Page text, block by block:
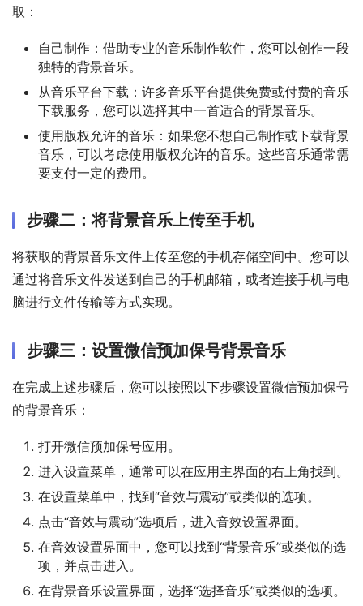
取：
自己制作：借助专业的音乐制作软件，您可以创作一段
独特的背景音乐。
从音乐平台下载：许多音乐平台提供免费或付费的音乐
下载服务，您可以选择其中一首适合的背景音乐。
使用版权允许的音乐：如果您不想自己制作或下载背景
音乐，可以考虑使用版权允许的音乐。这些音乐通常需
要支付一定的费用。
步骤二：将背景音乐上传至手机
将获取的背景音乐文件上传至您的手机存储空间中。您可以
通过将音乐文件发送到自己的手机邮箱，或者连接手机与电
脑进行文件传输等方式实现。
步骤三：设置微信预加保号背景音乐
在完成上述步骤后，您可以按照以下步骤设置微信预加保号
的背景音乐：
打开微信预加保号应用。
进入设置菜单，通常可以在应用主界面的右上角找到。
在设置菜单中，找到“音效与震动”或类似的选项。
点击“音效与震动”选项后，进入音效设置界面。
在音效设置界面中，您可以找到“背景音乐”或类似的选
项，并点击进入。
在背景音乐设置界面，选择“选择音乐”或类似的选项。